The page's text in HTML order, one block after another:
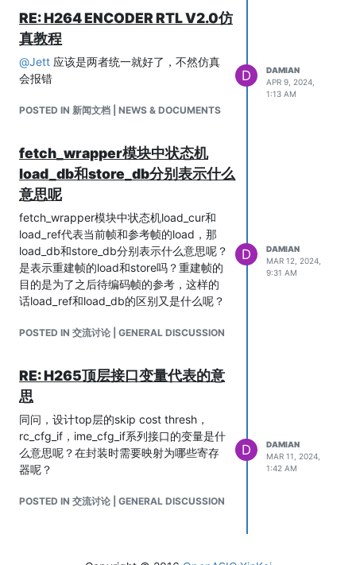
RE: H264 ENCODER RTL V2.0仿
真教程
@Jett 应该是两者统一就好了，不然仿真
会报错
POSTED IN 新闻文档 | NEWS & DOCUMENTS
D
DAMIAN
APR 9, 2024,
1:13 AM
fetch_wrapper模块中状态机
load_db和store_db分别表示什么
意思呢
fetch_wrapper模块中状态机load_cur和
load_ref代表当前帧和参考帧的load，那
load_db和store_db分别表示什么意思呢？
是表示重建帧的load和store吗？重建帧的
目的是为了之后待编码帧的参考，这样的
话load_ref和load_db的区别又是什么呢？
POSTED IN 交流讨论 | GENERAL DISCUSSION
D
DAMIAN
MAR 12, 2024,
9:31 AM
RE: H265顶层接口变量代表的意
思
同问，设计top层的skip cost thresh，
rc_cfg_if，ime_cfg_if系列接口的变量是什
么意思呢？在封装时需要映射为哪些寄存
器呢？
POSTED IN 交流讨论 | GENERAL DISCUSSION
D
DAMIAN
MAR 11, 2024,
1:42 AM